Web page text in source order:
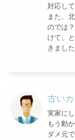
対応し
また、
のでは
けて、
きました
古い
実家に
もう動
ダメ元